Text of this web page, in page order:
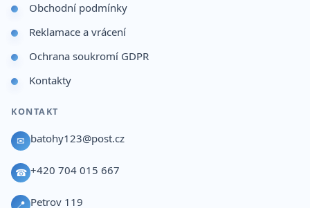
Obchodní podmínky
Reklamace a vrácení
Ochrana soukromí GDPR
Kontakty
KONTAKT
✉ batohy123@post.cz
☎ +420 704 015 667
📍 Petrov 119